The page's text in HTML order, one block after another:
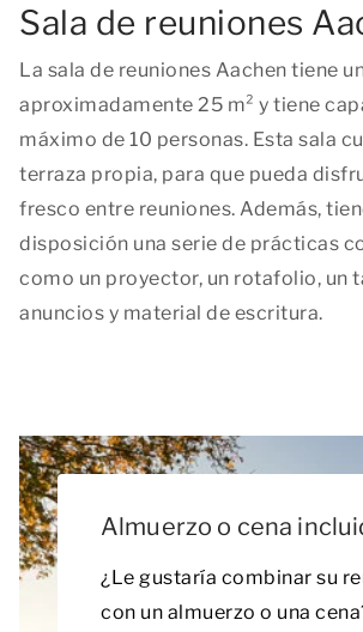
Sala de reuniones
La sala de reuniones Aachen tiene
aproximadamente 25 m² y tiene
máximo de 10 personas. Esta sala
terraza propia, para que pueda
fresco entre reuniones. Además,
disposición una serie de prácticas
como un proyector, un rotafolio, un
anuncios y material de escritura.
Almuerzo o cena
¿Le gustaría combinar su
con un almuerzo o una